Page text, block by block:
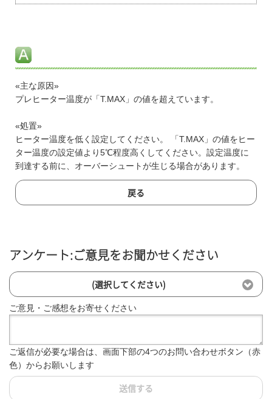
«主な原因»
プレヒーター温度が「T.MAX」の値を超えています。
«処置»
ヒーター温度を低く設定してください。 「T.MAX」の値をヒー
ター温度の設定値より5℃程度高くしてください。設定温度に
到達する前に、オーバーシュートが生じる場合があります。
戻る
アンケート:ご意見をお聞かせください
(選択してください)
ご意見・ご感想をお寄せください
ご返信が必要な場合は、画面下部の4つのお問い合わせボタン（赤
色）からお願いします
送信する